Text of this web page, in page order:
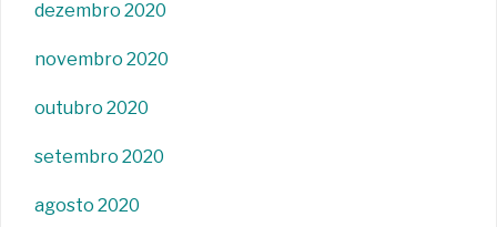
dezembro 2020
novembro 2020
outubro 2020
setembro 2020
agosto 2020